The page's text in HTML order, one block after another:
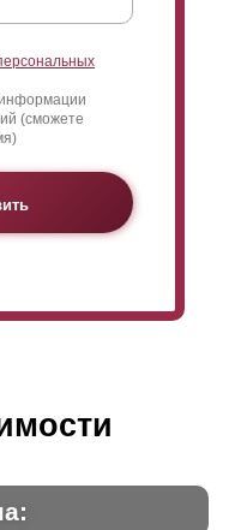
(сможете